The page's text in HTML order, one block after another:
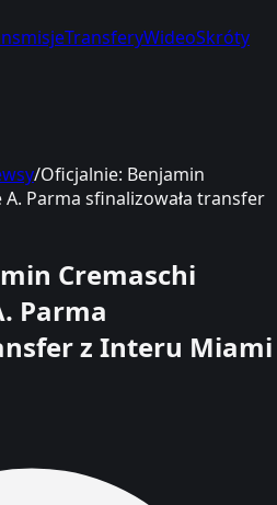
TransferyWideoSkróty
/Oficjalnie: Benjamin
Parma sfinalizowała transfer
Cremaschi
Parma
z Interu Miami